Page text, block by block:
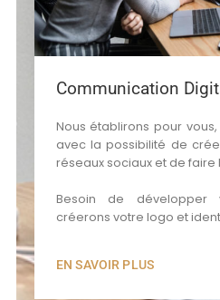
Communication
Nous établirons pour
avec la possibilité de
réseaux sociaux et de
Besoin de développer
créerons votre logo et
EN SAVOIR PLUS